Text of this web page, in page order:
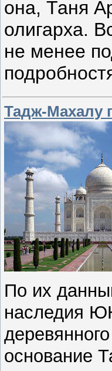
она, Таня
олигарха.
не менее
Тадж-Махалу
По их
наследия
основание